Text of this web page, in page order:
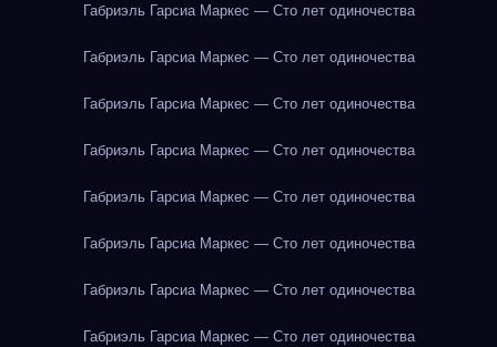
Габриэль Гарсиа Маркес — Сто лет одиночества
Габриэль Гарсиа Маркес — Сто лет одиночества
Габриэль Гарсиа Маркес — Сто лет одиночества
Габриэль Гарсиа Маркес — Сто лет одиночества
Габриэль Гарсиа Маркес — Сто лет одиночества
Габриэль Гарсиа Маркес — Сто лет одиночества
Габриэль Гарсиа Маркес — Сто лет одиночества
Габриэль Гарсиа Маркес — Сто лет одиночества